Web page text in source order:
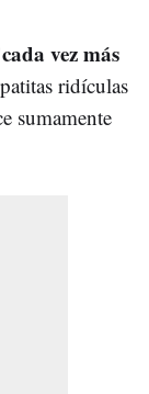
vez más
ridículas
sumamente